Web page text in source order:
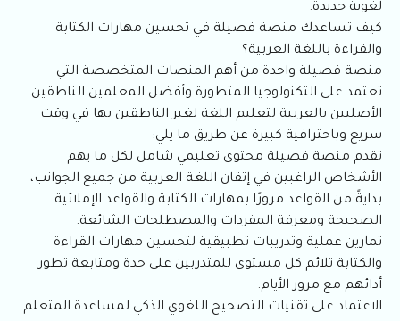
لغوية جديدة.
كيف تساعدك منصة فصيلة في تحسين مهارات الكتابة
والقراءة باللغة العربية؟
منصة فصيلة واحدة من أهم المنصات المتخصصة التي
تعتمد على التكنولوجيا المتطورة وأفضل المعلمين الناطقين
الأصليين بالعربية لتعليم اللغة لغير الناطقين بها في وقت
سريع وباحترافية كبيرة عن طريق ما يلي:
تقدم منصة فصيلة محتوى تعليمي شامل لكل ما يهم
الأشخاص الراغبين في إتقان اللغة العربية من جميع الجوانب،
بدايةً من القواعد مرورًا بمهارات الكتابة والقواعد الإملائية
الصحيحة ومعرفة المفردات والمصطلحات الشائعة.
تمارين عملية وتدريبات تطبيقية لتحسين مهارات القراءة
والكتابة تلائم كل مستوى للمتدربين على حدة ومتابعة تطور
أدائهم مع مرور الأيام.
الاعتماد على تقنيات التصحيح اللغوي الذكي لمساعدة المتعلم